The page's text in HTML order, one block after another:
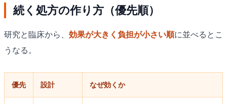
続く処方の作り方（優先順）
研究と臨床から、 効果が大きく負担が小さい順に並べるとこ
うなる。
優先 設計 なぜ効くか